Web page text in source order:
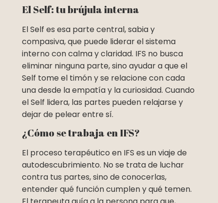
El Self: tu brújula interna
El Self es esa parte central, sabia y
compasiva, que puede liderar el sistema
interno con calma y claridad. IFS no busca
eliminar ninguna parte, sino ayudar a que el
Self tome el timón y se relacione con cada
una desde la empatía y la curiosidad. Cuando
el Self lidera, las partes pueden relajarse y
dejar de pelear entre sí.
¿Cómo se trabaja en IFS?
El proceso terapéutico en IFS es un viaje de
autodescubrimiento. No se trata de luchar
contra tus partes, sino de conocerlas,
entender qué función cumplen y qué temen.